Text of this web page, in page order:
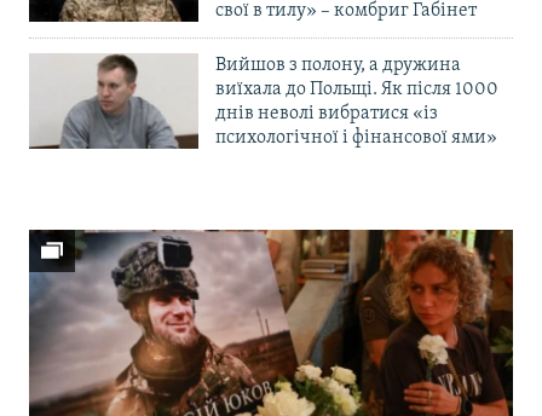
свої в тилу» – комбриг Габінет
Вийшов з полону, а дружина
виїхала до Польщі. Як після 1000
днів неволі вибратися «із
психологічної і фінансової ями»